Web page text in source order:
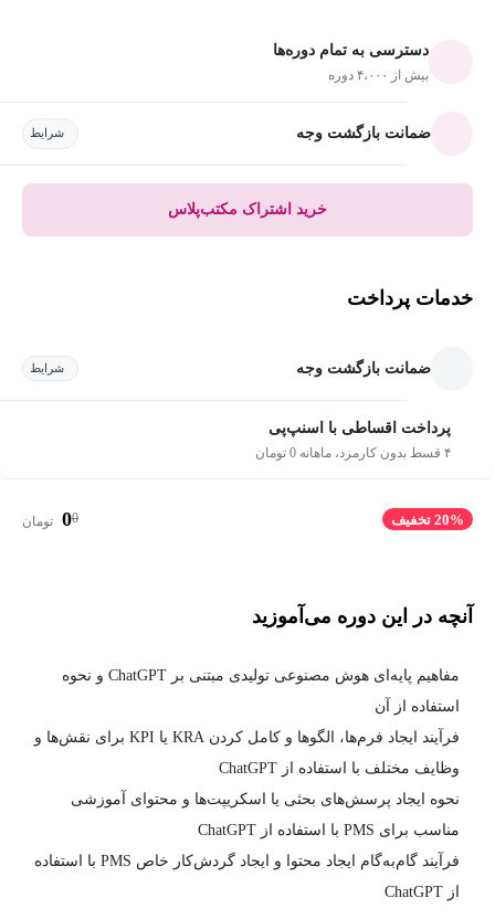
دسترسی به تمام دوره‌ها
بیش از ۴،۰۰۰ دوره
ضمانت بازگشت وجه شرایط
خرید اشتراک مکتب‌پلاس
خدمات پرداخت
ضمانت بازگشت وجه شرایط
پرداخت اقساطی با اسنپ‌پی
۴ قسط بدون کارمزد، ماهانه 0 تومان
20% تخفیف 0
0 تومان
آنچه در این دوره می‌آموزید
مفاهیم پایه‌ای هوش مصنوعی تولیدی مبتنی بر ChatGPT و نحوه
استفاده از آن
فرآیند ایجاد فرم‌ها، الگوها و کامل کردن KRA یا KPI برای نقش‌ها و
وظایف مختلف با استفاده از ChatGPT
نحوه ایجاد پرسش‌های بحثی یا اسکریپت‌ها و محتوای آموزشی
مناسب برای PMS با استفاده از ChatGPT
فرآیند گام‌به‌گام ایجاد محتوا و ایجاد گردش‌کار خاص PMS با استفاده
از ChatGPT